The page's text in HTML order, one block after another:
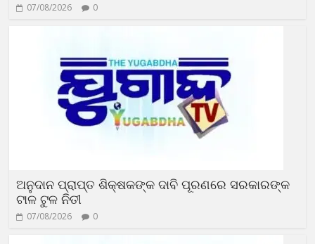
07/08/2026 0
ଅନୁଦାନ ପ୍ରାପ୍ତ ଶିକ୍ଷକଙ୍କ ଦାବି ପୂରଣରେ ସରକାରଙ୍କ
ଟାଳ ଟୁଳ ନିତୀ
07/08/2026 0